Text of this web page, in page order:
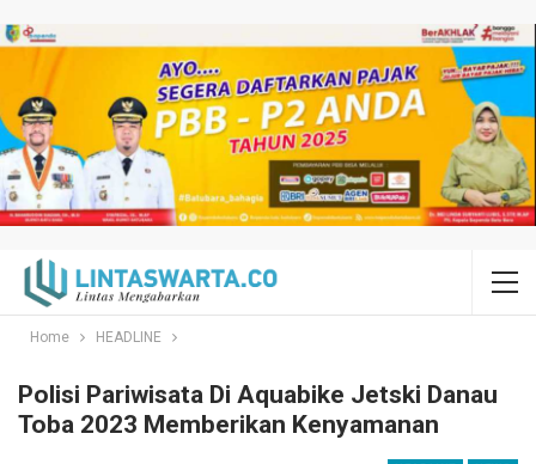
Home HEADLINE
Polisi Pariwisata Di Aquabike Jetski Danau
Toba 2023 Memberikan Kenyamanan